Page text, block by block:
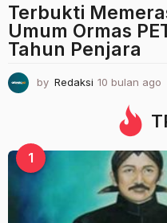
Terbukti
Umum Ormas
Tahun Penjara
by Redaksi 10 bulan ago
b
u
a
n
a
g
1